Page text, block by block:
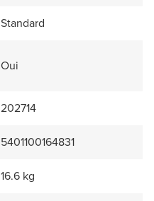
Standard
Oui
202714
5401100164831
16.6 kg